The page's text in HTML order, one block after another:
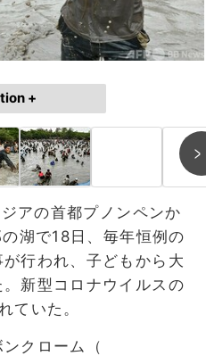
+
アの首都プノンペンか
湖で18日、毎年恒例の
行われ、子どもから大
新型コロナウイルスの
ていた。
クローム（